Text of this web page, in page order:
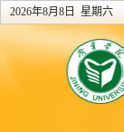
2026年8月8日 星期六